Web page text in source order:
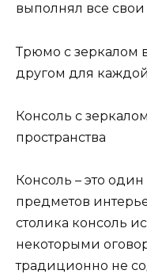
выполнял все
Трюмо с зеркалом
другом для
Консоль с
пространства
Консоль – это
предметов
столика консоль
некоторыми
традиционно не